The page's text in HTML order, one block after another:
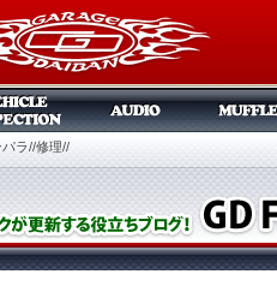
ラ//修理//